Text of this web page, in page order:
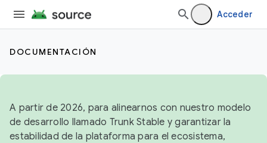
Acceder
DOCUMENTACIÓN
A partir de 2026, para alinearnos con nuestro modelo
de desarrollo llamado Trunk Stable y garantizar la
estabilidad de la plataforma para el ecosistema,